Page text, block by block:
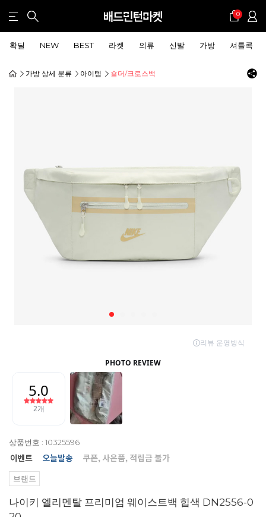
0
확딜 NEW BEST 라켓 의류 신발 가방 셔틀콕
가방 상세 분류 아이템 숄더/크로스백
상품번호 : 10325596
브랜드
나이키 엘리멘탈 프리미엄 웨이스트백 힙색 DN2556-0